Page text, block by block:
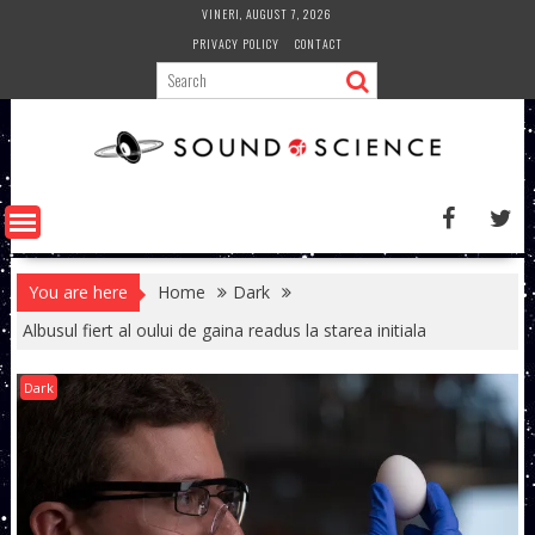
VINERI, AUGUST 7, 2026
PRIVACY POLICY
CONTACT
You are here Home
Dark
Albusul fiert al oului de gaina readus la starea initiala
Dark